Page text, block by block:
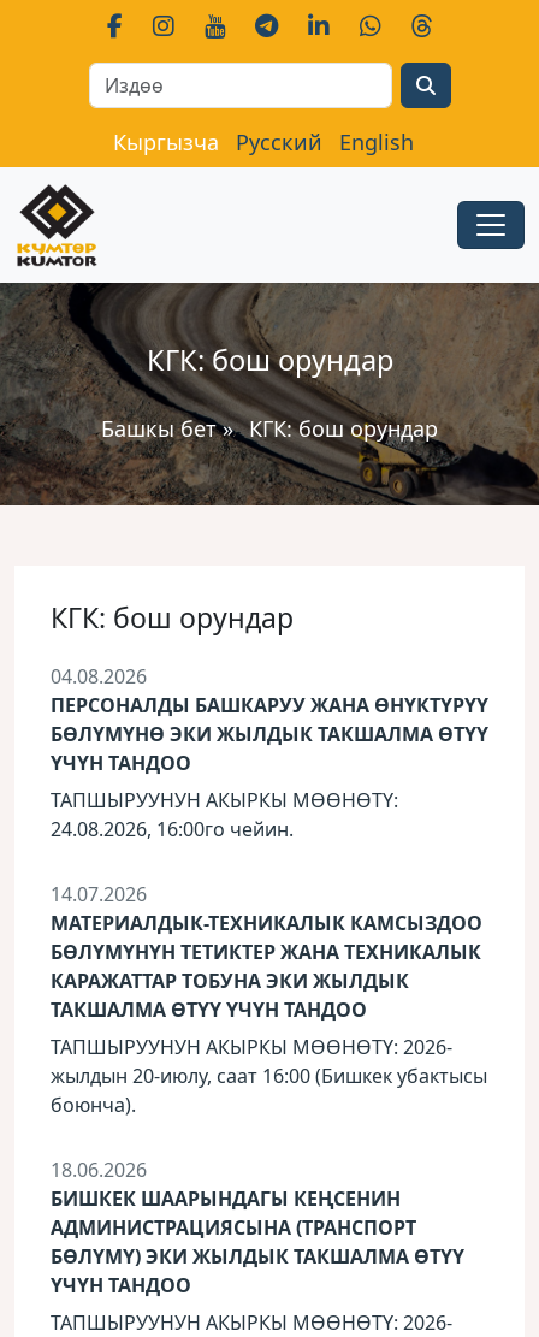
Кыргызча Русский English
КГК: бош орундар
Башкы бет» КГК: бош орундар
КГК: бош орундар
04.08.2026
ПЕРСОНАЛДЫ БАШКАРУУ ЖАНА ӨНҮКТҮРҮҮ
БӨЛҮМҮНӨ ЭКИ ЖЫЛДЫК ТАКШАЛМА ӨТҮҮ
ҮЧҮН ТАНДОО
ТАПШЫРУУНУН АКЫРКЫ МӨӨНӨТҮ:
24.08.2026, 16:00го чейин.
14.07.2026
МАТЕРИАЛДЫК-ТЕХНИКАЛЫК КАМСЫЗДОО
БӨЛҮМҮНҮН ТЕТИКТЕР ЖАНА ТЕХНИКАЛЫК
КАРАЖАТТАР ТОБУНА ЭКИ ЖЫЛДЫК
ТАКШАЛМА ӨТҮҮ ҮЧҮН ТАНДОО
ТАПШЫРУУНУН АКЫРКЫ МӨӨНӨТҮ: 2026-
жылдын 20-июлу, саат 16:00 (Бишкек убактысы
боюнча).
18.06.2026
БИШКЕК ШААРЫНДАГЫ КЕҢСЕНИН
АДМИНИСТРАЦИЯСЫНА (ТРАНСПОРТ
БӨЛҮМҮ) ЭКИ ЖЫЛДЫК ТАКШАЛМА ӨТҮҮ
ҮЧҮН ТАНДОО
ТАПШЫРУУНУН АКЫРКЫ МӨӨНӨТҮ: 2026-